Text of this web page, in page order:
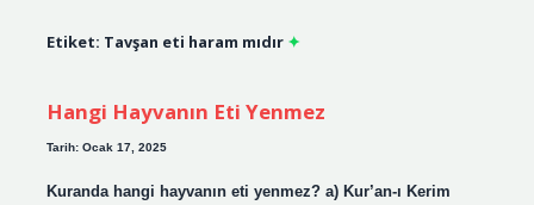
Etiket: Tavşan eti haram mıdır
Hangi Hayvanın Eti Yenmez
Tarih: Ocak 17, 2025
Kuranda hangi hayvanın eti yenmez? a) Kur’an-ı Kerim